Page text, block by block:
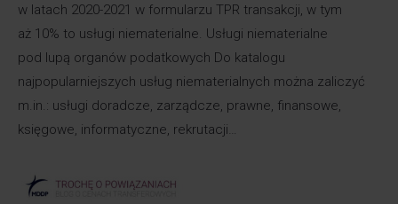
w latach 2020-2021 w formularzu TPR transakcji, w tym
aż 10% to usługi niematerialne. Usługi niematerialne
pod lupą organów podatkowych Do katalogu
najpopularniejszych usług niematerialnych można zaliczyć
m.in.: usługi doradcze, zarządcze, prawne, finansowe,
księgowe, informatyczne, rekrutacji…